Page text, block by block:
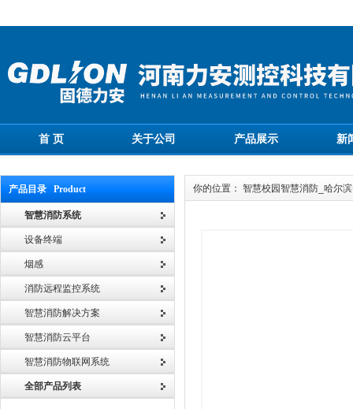
首 页 关于公司 产品展示 新
产品目录 Product
智慧消防系统
设备终端
烟感
消防远程监控系统
智慧消防解决方案
智慧消防云平台
智慧消防物联网系统
全部产品列表
你的位置： 智慧校园智慧消防_哈尔